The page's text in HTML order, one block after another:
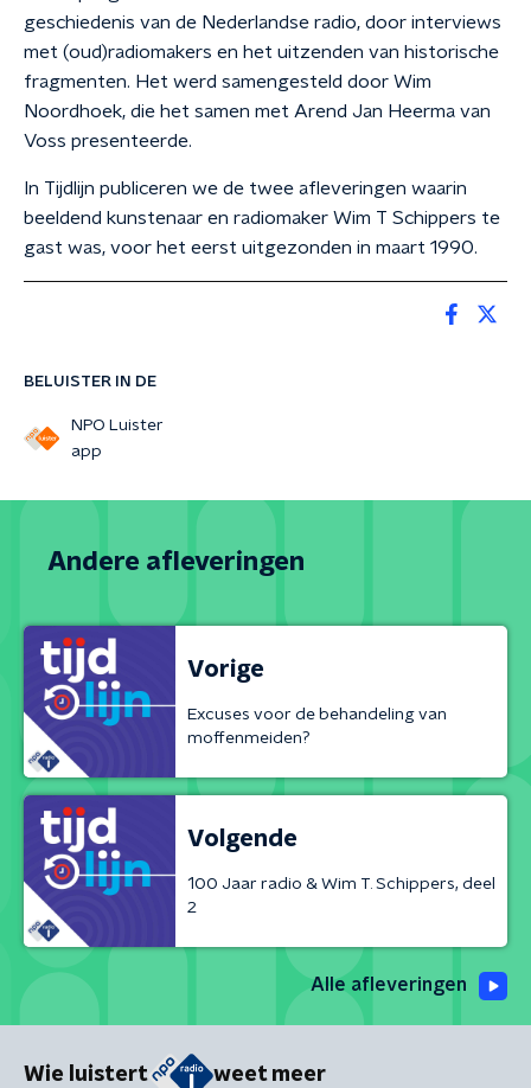
BELUISTER IN DE
NPO Luister
app
geschiedenis van de Nederlandse radio, door interviews
met (oud)radiomakers en het uitzenden van historische
fragmenten. Het werd samengesteld door Wim
Noordhoek, die het samen met Arend Jan Heerma van
Voss presenteerde.
In Tijdlijn publiceren we de twee afleveringen waarin
beeldend kunstenaar en radiomaker Wim T Schippers te
gast was, voor het eerst uitgezonden in maart 1990.
Andere afleveringen
Vorige
Excuses voor de behandeling van
moffenmeiden?
Volgende
100 Jaar radio & Wim T. Schippers, deel
2
Alle afleveringen
Wie luistert weet meer